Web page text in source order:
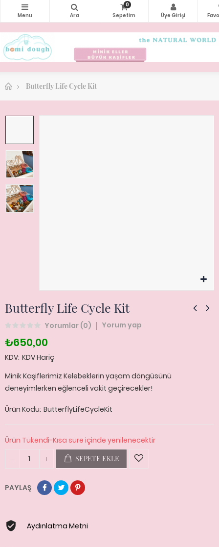
0
Butterfly Life Cycle Kit
Butterfly Life Cycle Kit
Yorumlar (0) Yorum yap
₺650,00
KDV KDV Hariç
Minik Kaşiflerimiz Kelebeklerin yaşam döngüsünü
deneyimlerken eğlenceli vakit geçirecekler!
Ürün Kodu ButterflyLifeCycleKit
Ürün Tükendi-Kısa süre içinde yenilenecektir
SEPETE EKLE
PAYLAŞ
Aydınlatma Metni